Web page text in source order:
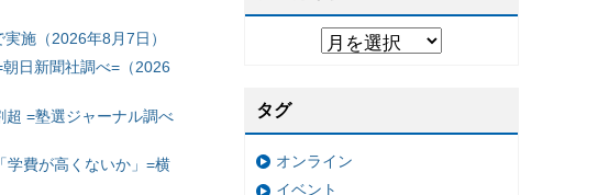
施（2026年8月7日）
日新聞社調べ=（2026
超 =塾選ジャーナル調べ
学費が高くないか」=横
タグ
オンライン
イベント